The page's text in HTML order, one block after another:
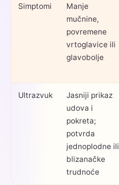
Simptomi
Manje
mučnine,
povremene
vrtoglavice ili
glavobolje
Ultrazvuk
Jasniji prikaz
udova i
pokreta;
potvrda
jednoplodne ili
blizanačke
trudnoće